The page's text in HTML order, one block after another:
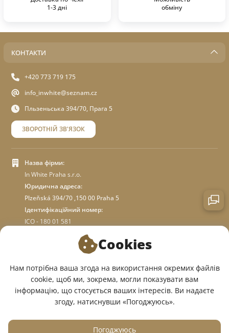
1-3 дні
обміну
КОНТАКТИ
+420 773 719 175
info_inwhite@seznam.cz
Пльзеньська 394/70, Прага 5
ЗВОРОТНІЙ ЗВ'ЯЗОК
Назва фірми:
In White Praha s.r.o.
Юридична адреса:
Plzeňská 394/70 ,150 00 Praha 5
Ідентифікаційний номер:
ICO - 180 01 581
ПРО МАГАЗИН
МИ У СОЦМЕРЕЖАХ:
Cookies
Нам потрібна ваша згода на використання окремих файлів
cookie, щоб ми, зокрема, могли показувати вам
інформацію, що стосується ваших інтересів. Ви надаєте
згоду, натиснувши «Погоджуюсь».
Погоджуюсь